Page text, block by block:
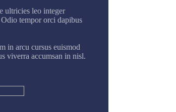
ultricies leo integer
Odio tempor orci dapibus
in arcu cursus euismod
viverra accumsan in nisl.